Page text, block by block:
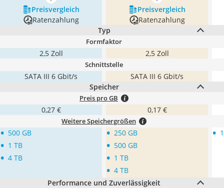
Preis­vergleich
Preis­vergleich
Ratenzahlung
Ratenzahlung
Typ
Formfaktor
2,5 Zoll 2,5 Zoll
Schnittstelle
SATA III 6 Gbit/s
SATA III 6 Gbit/s
Speicher
Preis pro GB
0,27 € 0,17 €
Weitere Speichergrößen
• 500 GB
• 1 TB
• 4 TB
• 250 GB
• 500 GB
• 1 TB
• 4 TB
•
Performance und Zuverlässigkeit